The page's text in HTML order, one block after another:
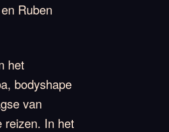
Ruben
het
bodyshape
van
reizen. In het